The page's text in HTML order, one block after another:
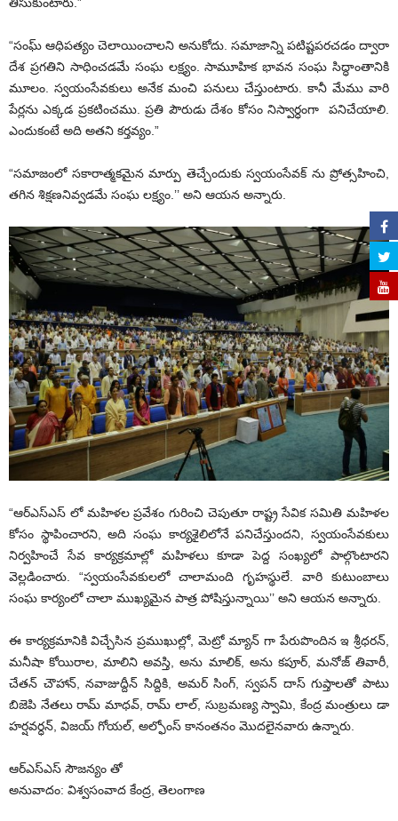
తీసుకుంటారు.”
“సంఘ్ ఆధిపత్యం చెలాయించాలని అనుకోదు. సమాజాన్ని పటిష్టపరచడం ద్వారా
దేశ ప్రగతిని సాధించడమే సంఘ లక్ష్యం. సామూహిక భావన సంఘ సిద్ధాంతానికి
మూలం. స్వయంసేవకులు అనేక మంచి పనులు చేస్తుంటారు. కానీ మేము వారి
పేర్లను ఎక్కడ ప్రకటించము. ప్రతి పౌరుడు దేశం కోసం నిస్వార్ధంగా పనిచేయాలి.
ఎందుకంటే అది అతని కర్తవ్యం.”
“సమాజంలో సకారాత్మకమైన మార్పు తెచ్చేందుకు స్వయంసేవక్ ను ప్రోత్సహించి,
తగిన శిక్షణనివ్వడమే సంఘ లక్ష్యం.’’ అని ఆయన అన్నారు.
“ఆర్ఎస్ఎస్ లో మహిళల ప్రవేశం గురించి చెపుతూ రాష్ట్ర సేవిక సమితి మహిళల
కోసం స్థాపించారని, అది సంఘ కార్యశైలిలోనే పనిచేస్తుందని, స్వయంసేవకులు
నిర్వహించే సేవ కార్యక్రమాల్లో మహిళలు కూడా పెద్ద సంఖ్యలో పాల్గొంటారని
వెల్లడించారు. “స్వయంసేవకులలో చాలామంది గృహస్థులే. వారి కుటుంబాలు
సంఘ కార్యంలో చాలా ముఖ్యమైన పాత్ర పోషిస్తున్నాయి’’ అని ఆయన అన్నారు.
ఈ కార్యక్రమానికి విచ్చేసిన ప్రముఖుల్లో, మెట్రో మ్యాన్ గా పేరుపొందిన ఇ శ్రీధరన్,
మనీషా కోయిరాల, మాలిని అవస్తి, అను మాలిక్, అను కపూర్, మనోజ్ తివారీ,
చేతన్ చౌహాన్, నవాజుద్దీన్ సిద్దికి, అమర్ సింగ్, స్వపన్ దాస్ గుప్తాలతో పాటు
బిజెపి నేతలు రామ్ మాధవ్, రామ్ లాల్, సుబ్రమణ్య స్వామి, కేంద్ర మంత్రులు డా
హర్షవర్ధన్, విజయ్ గోయల్, అల్ఫోంస్ కానంతనం మొదలైనవారు ఉన్నారు.
ఆర్ఎస్ఎస్ సౌజన్యం తో
అనువాదం: విశ్వసంవాద కేంద్ర, తెలంగాణ